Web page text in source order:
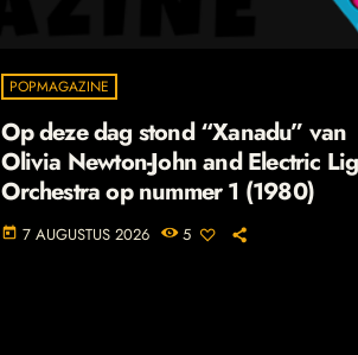
POPMAGAZINE
Op deze dag stond “Xanadu” van
Olivia Newton-John and Electric
Orchestra op nummer 1 (1980)
today 7 AUGUSTUS 2026 5